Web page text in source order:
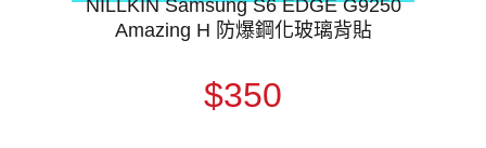
NILLKIN Samsung S6 EDGE G9250
Amazing H 防爆鋼化玻璃背貼
$350